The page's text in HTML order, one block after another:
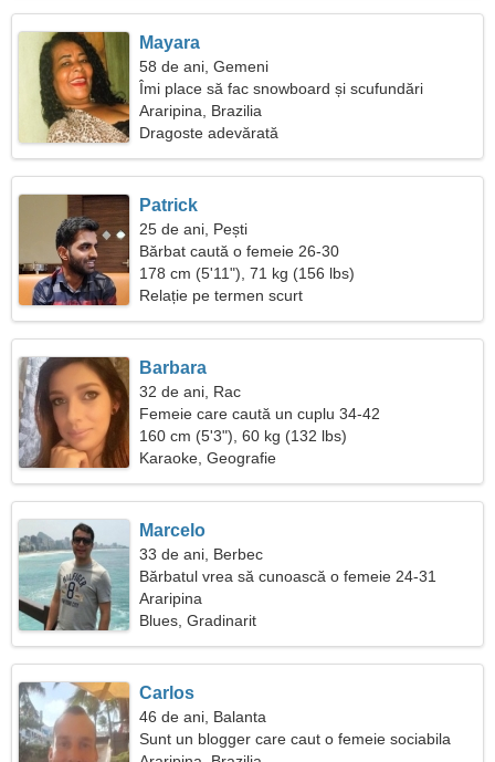
Mayara
58 de ani, Gemeni
Îmi place să fac snowboard și scufundări
Araripina, Brazilia
Dragoste adevărată
Patrick
25 de ani, Pești
Bărbat caută o femeie 26-30
178 cm (5'11"), 71 kg (156 lbs)
Relație pe termen scurt
Barbara
32 de ani, Rac
Femeie care caută un cuplu 34-42
160 cm (5'3"), 60 kg (132 lbs)
Karaoke, Geografie
Marcelo
33 de ani, Berbec
Bărbatul vrea să cunoască o femeie 24-31
Araripina
Blues, Gradinarit
Carlos
46 de ani, Balanta
Sunt un blogger care caut o femeie sociabila